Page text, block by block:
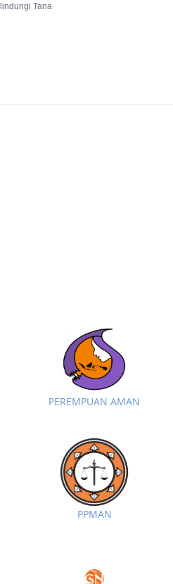
Tana
PEREMPUAN AMAN
PPMAN